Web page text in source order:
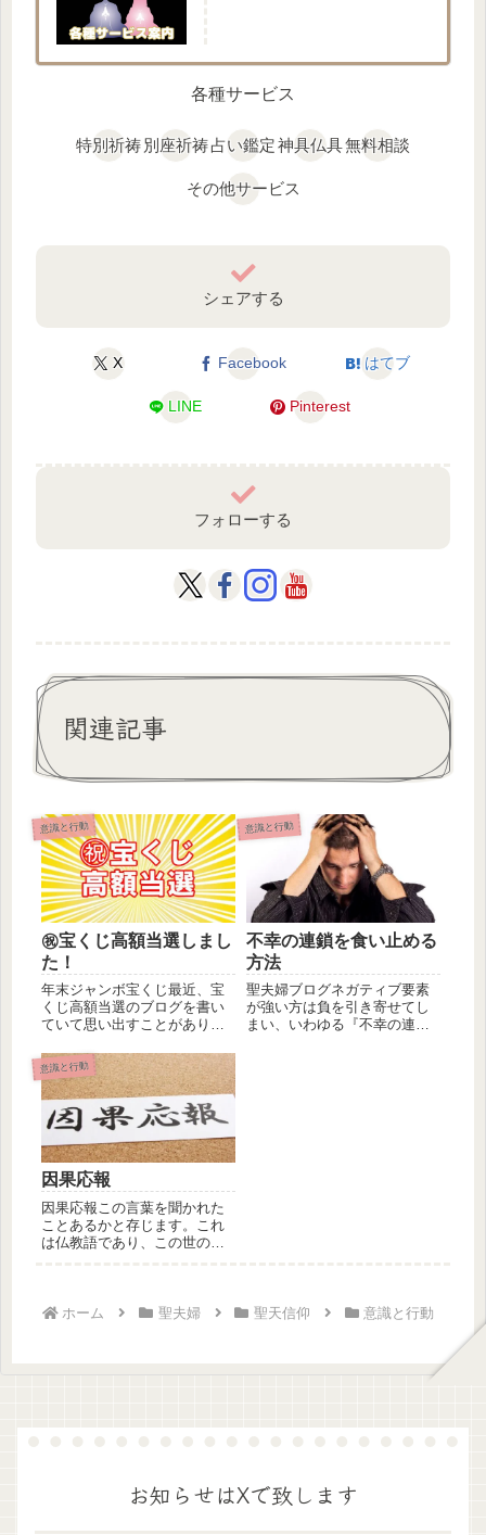
各種サービス
特別祈祷別座祈祷占い鑑定神具仏具無料相談
その他サービス
シェアする
X Facebook はてブ
LINE Pinterest
フォローする
関連記事
意識と行動
㊗宝くじ高額当選しまし
た！
年末ジャンボ宝くじ最近、宝
くじ高額当選のブログを書い
ていて思い出すことがありま
したこと...
意識と行動
不幸の連鎖を食い止める
方法
聖夫婦ブログネガティブ要素
が強い方は負を引き寄せてし
まい、いわゆる『不幸の連
意識と行動
因果応報
因果応報この言葉を聞かれた
ことあるかと存じます。これ
は仏教語であり、この世の結
ホーム 聖夫婦 聖天信仰 意識と行動
お知らせはXで致します